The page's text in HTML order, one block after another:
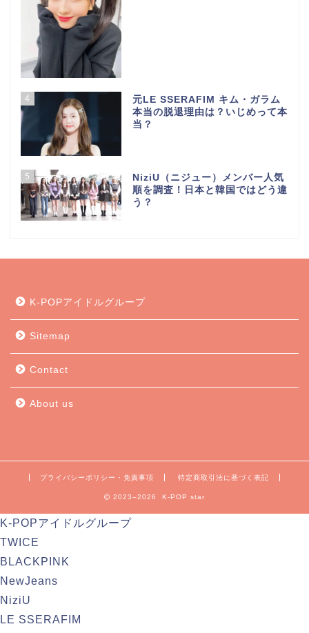
4
元LE SSERAFIM キム・ガラム
本当の脱退理由は？いじめって本
当？
5
NiziU（ニジュー）メンバー人気
順を調査！日本と韓国ではどう違
う？
K-POPアイドルグループ
Sitemap
Contact
About us
プライバシーポリシー・免責事項 特定商取引法に基づく表記
2023–2026 K-POP star
K-POPアイドルグループ
TWICE
BLACKPINK
NewJeans
NiziU
LE SSERAFIM